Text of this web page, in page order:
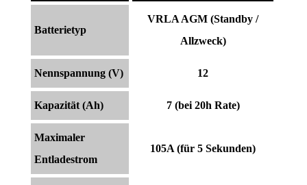
Batterietyp
VRLA AGM (Standby /
Allzweck)
Nennspannung (V) 12
Kapazität (Ah) 7 (bei 20h Rate)
Maximaler
Entladestrom
105A (für 5 Sekunden)